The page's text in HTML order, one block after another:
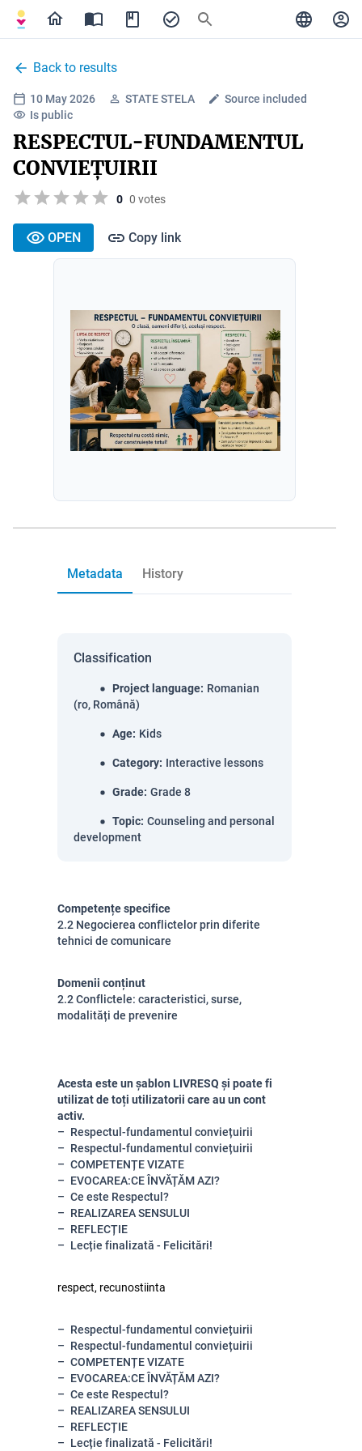
Back to results
10 May 2026 STATE STELA
Source included
Is public
RESPECTUL-FUNDAMENTUL
CONVIEȚUIRII
0 0 votes
OPEN Copy link
Metadata History
Classification
Project language: Romanian
(ro, Română)
Age: Kids
Category: Interactive lessons
Grade: Grade 8
Topic: Counseling and personal
development
Competențe specifice
2.2 Negocierea conflictelor prin diferite
tehnici de comunicare
Domenii conținut
2.2 Conflictele: caracteristici, surse,
modalități de prevenire
Acesta este un șablon LIVRESQ și poate fi
utilizat de toți utilizatorii care au un cont
activ.
Respectul-fundamentul conviețuirii
Respectul-fundamentul conviețuirii
COMPETENȚE VIZATE
EVOCAREA:CE ÎNVĂȚĂM AZI?
Ce este Respectul?
REALIZAREA SENSULUI
REFLECȚIE
Lecție finalizată - Felicitări!
respect, recunostiinta
Respectul-fundamentul conviețuirii
Respectul-fundamentul conviețuirii
COMPETENȚE VIZATE
EVOCAREA:CE ÎNVĂȚĂM AZI?
Ce este Respectul?
REALIZAREA SENSULUI
REFLECȚIE
Lecție finalizată - Felicitări!